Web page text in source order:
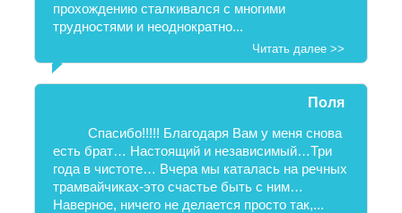
прохождению сталкивался с многими
трудностями и неоднократно...
Читать далее >>
Поля
Спасибо!!!!! Благодаря Вам у меня снова
есть брат… Настоящий и независимый…Три
года в чистоте… Вчера мы каталась на речных
трамвайчиках-это счастье быть с ним…
Наверное, ничего не делается просто так,...